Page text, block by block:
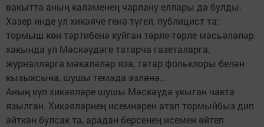
вакытта аның каләменең чарлану еллары да булды.
Хәзер инде ул хикәяче генә түгел, публицист та:
тормыш көн тәртибенә куйган төрле-төрле мәсьәләләр
хакында ул Мәскәүдәге татарча газеталарга,
журналларга мәкаләләр яза, татар фольклоры белән
кызыксына, шушы темада эзләнә...
Аның күп хикәяләре шушы Мәскәүдә укыган чакта
язылган. Хикәяләрнең исемнәрен атап тормыйбыз дип
әйткән булсак та, арадан берсенең исемен әйтеп